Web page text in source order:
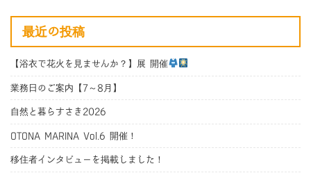
最近の投稿
【浴衣で花火を見ませんか？】展 開催
業務日のご案内【7～8月】
自然と暮らすさき2026
OTONA MARINA Vol.6 開催！
移住者インタビューを掲載しました！